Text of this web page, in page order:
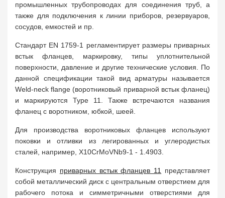
промышленных трубопроводах для соединения труб, а
также для подключения к линии приборов, резервуаров,
сосудов, емкостей и пр.
Стандарт EN 1759-1 регламентирует размеры приварных
встык фланцев, маркировку, типы уплотнительной
поверхности, давление и другие технические условия. По
данной спецификации такой вид арматуры называется
Weld-neck flange (воротниковый приварной встык фланец)
и маркируются Type 11. Также встречаются названия
фланец с воротником, юбкой, шеей.
Для производства воротниковых фланцев используют
поковки и отливки из легированных и углеродистых
сталей, например, X10CrMoVNb9-1 - 1.4903.
Конструкция приварных встык фланцев 11
представляет
собой металлический диск с центральным отверстием для
рабочего потока и симметричными отверстиями для